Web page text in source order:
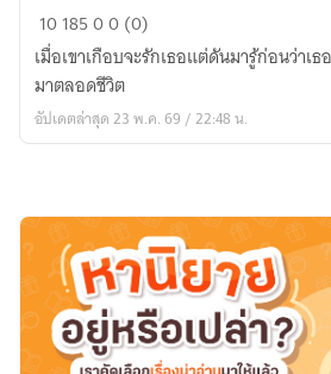
Desire
เกือบ
จะ
รัก
1018500 (0)
เมื่อเขาเกือบจะรักเธอแต่ดันมารู้ก่อนว่าเ
มาตลอดชีวิต
อัปเดตล่าสุด 23 พ.ค. 69 / 22:48 น.